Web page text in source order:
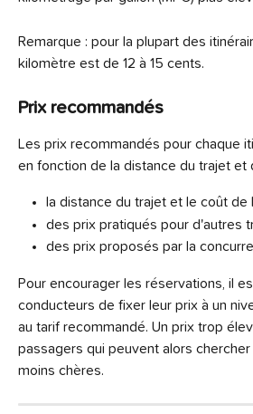
Remarque : pour la plupart des
kilomètre est de 12 à 15 cents.
Prix recommandés
Les prix recommandés pour chaque
en fonction de la distance du trajet et
la distance du trajet et le coût de
des prix pratiqués pour d'autres
des prix proposés par la
Pour encourager les réservations, il
conducteurs de fixer leur prix à un
au tarif recommandé. Un prix trop
passagers qui peuvent alors
moins chères.